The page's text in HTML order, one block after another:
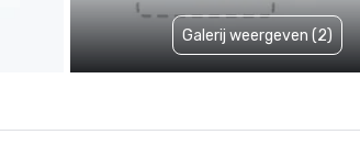
Galerij weergeven (2)